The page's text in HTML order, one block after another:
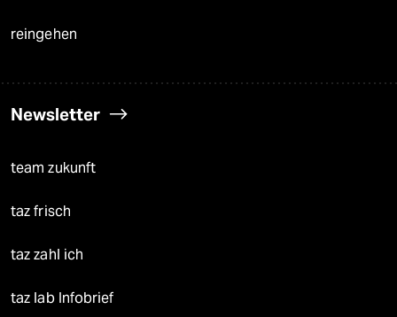
reingehen
Newsletter
team zukunft
taz frisch
taz zahl ich
taz lab Infobrief